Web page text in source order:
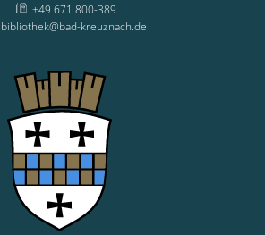
+49 671 800-389
bibliothek@bad-kreuznach.de